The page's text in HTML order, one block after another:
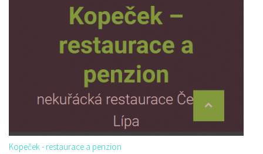
Kopeček - restaurace a penzion